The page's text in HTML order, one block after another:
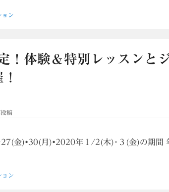
ョン
！体験＆特別レッスンと
稿
金)•30(月)•2020年１/2(木)･３(金)の期間
ョン